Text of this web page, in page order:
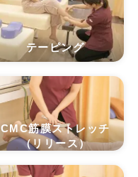
テーピング
CMC筋膜ストレッチ
（リリース）